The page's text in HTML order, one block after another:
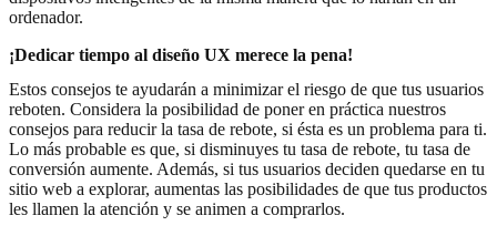
ordenador.
¡Dedicar tiempo al diseño UX merece la pena!
Estos consejos te ayudarán a minimizar el riesgo de que tus usuarios
reboten. Considera la posibilidad de poner en práctica nuestros
consejos para reducir la tasa de rebote, si ésta es un problema para ti.
Lo más probable es que, si disminuyes tu tasa de rebote, tu tasa de
conversión aumente. Además, si tus usuarios deciden quedarse en tu
sitio web a explorar, aumentas las posibilidades de que tus productos
les llamen la atención y se animen a comprarlos.